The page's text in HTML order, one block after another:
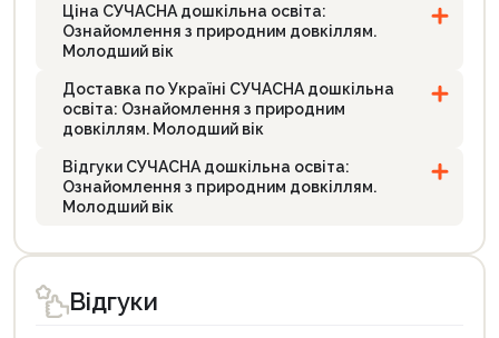
Ціна СУЧАСНА дошкільна освіта:
Ознайомлення з природним довкіллям.
Молодший вік
Доставка по Україні СУЧАСНА дошкільна
освіта: Ознайомлення з природним
довкіллям. Молодший вік
Відгуки СУЧАСНА дошкільна освіта:
Ознайомлення з природним довкіллям.
Молодший вік
Відгуки